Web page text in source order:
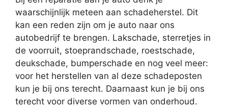
waarschijnlijk meteen aan schadeherstel. Dit
kan een reden zijn om je auto naar ons
autobedrijf te brengen. Lakschade, sterretjes in
de voorruit, stoeprandschade, roestschade,
deukschade, bumperschade en nog veel meer:
voor het herstellen van al deze schadeposten
kun je bij ons terecht. Daarnaast kun je bij ons
terecht voor diverse vormen van onderhoud.